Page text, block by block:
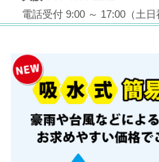
電話受付 9:00 ～ 17:00（土日